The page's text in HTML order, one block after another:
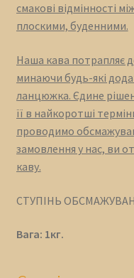
смакові відмінності
плоскими, буденними.
Наша кава потрапляє
минаючи будь-які
ланцюжка. Єдине
її в найкоротші
проводимо
замовлення у нас, ви
каву.
СТУПІНЬ
Вага: 1кг.